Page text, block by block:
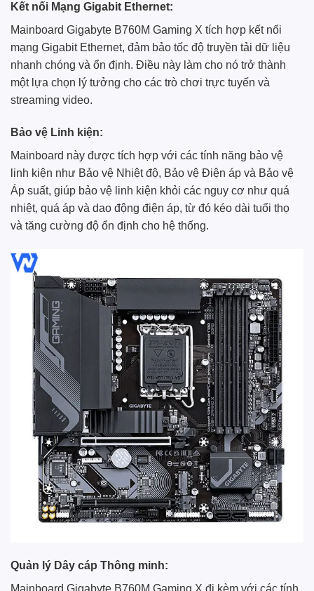
Kết nối Mạng Gigabit Ethernet:
Mainboard Gigabyte B760M Gaming X tích hợp kết nối
mạng Gigabit Ethernet, đảm bảo tốc độ truyền tải dữ liệu
nhanh chóng và ổn định. Điều này làm cho nó trở thành
một lựa chọn lý tưởng cho các trò chơi trực tuyến và
streaming video.
Bảo vệ Linh kiện:
Mainboard này được tích hợp với các tính năng bảo vệ
linh kiện như Bảo vệ Nhiệt độ, Bảo vệ Điện áp và Bảo vệ
Áp suất, giúp bảo vệ linh kiện khỏi các nguy cơ như quá
nhiệt, quá áp và dao động điện áp, từ đó kéo dài tuổi thọ
và tăng cường độ ổn định cho hệ thống.
Quản lý Dây cáp Thông minh: